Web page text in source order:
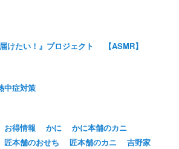
けたい！』プロジェクト
【ASMR】
中症対策
お得情報 かに
かに本舗のカニ
匠本舗のおせち 匠本舗のカニ
吉野家